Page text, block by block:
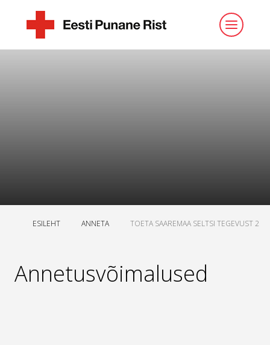
ESILEHT ANNETA TOETA SAAREMAA SELTSI TEGEVUST 2
Annetusvõimalused